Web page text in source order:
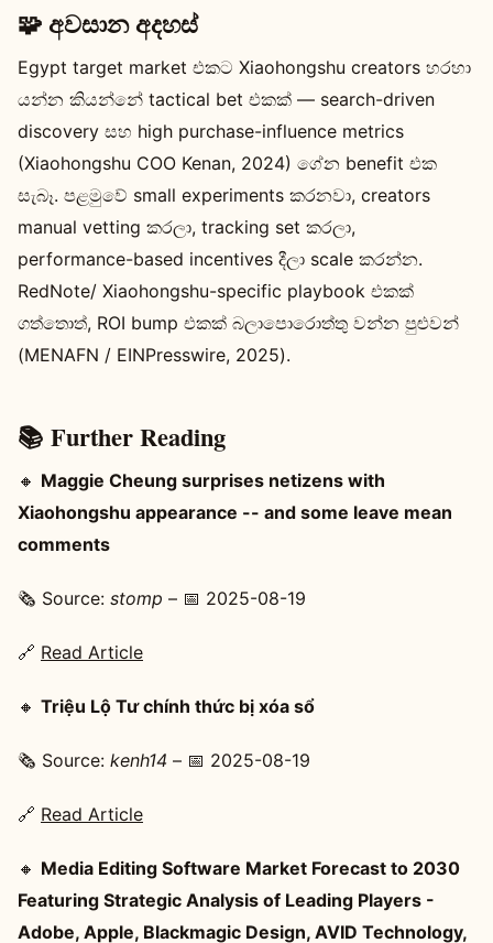
🧩 අවසාන අදහස්
Egypt target market එකට Xiaohongshu creators හරහා
යන්න කියන්නේ tactical bet එකක් — search-driven
discovery සහ high purchase-influence metrics
(Xiaohongshu COO Kenan, 2024) ගේන benefit එක
සැබෑ. පළමුවේ small experiments කරනවා, creators
manual vetting කරලා, tracking set කරලා,
performance-based incentives දීලා scale කරන්න.
RedNote/ Xiaohongshu-specific playbook එකක්
ගත්තොත්, ROI bump එකක් බලාපොරොත්තු වන්න පුළුවන්
(MENAFN / EINPresswire, 2025).
📚 Further Reading
🔸 Maggie Cheung surprises netizens with
Xiaohongshu appearance -- and some leave mean
comments
🗞️ Source: stomp – 📅 2025-08-19
🔗 Read Article
🔸 Triệu Lộ Tư chính thức bị xóa sổ
🗞️ Source: kenh14 – 📅 2025-08-19
🔗 Read Article
🔸 Media Editing Software Market Forecast to 2030
Featuring Strategic Analysis of Leading Players -
Adobe, Apple, Blackmagic Design, AVID Technology,